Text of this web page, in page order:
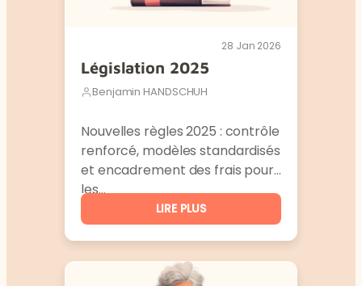
28 Jan 2026
Législation 2025
Benjamin HANDSCHUH
Nouvelles règles 2025 : contrôle
renforcé, modèles standardisés
et encadrement des frais pour
les…
LIRE PLUS